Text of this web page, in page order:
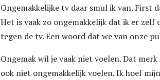
Ongemakkelijke tv daar smul ik van. First
Het is vaak zo ongemakkelijk dat ik er zelf
tegen de tv. Een woord dat we van onze
Ongemak wil je vaak niet voelen. Dat
ook niet ongemakkelijk voelen. Ik hoef